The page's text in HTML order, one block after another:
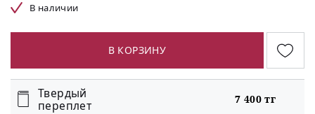
В наличии
В КОРЗИНУ
Твердый
переплет
7 400 тг